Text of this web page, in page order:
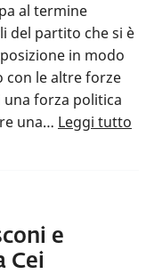
al termine
del partito che si è
in modo
con le altre forze
una forza politica
una… Leggi tutto
e
Cei